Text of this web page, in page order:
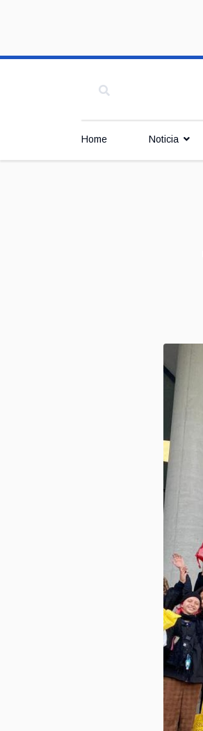
Home Noticia